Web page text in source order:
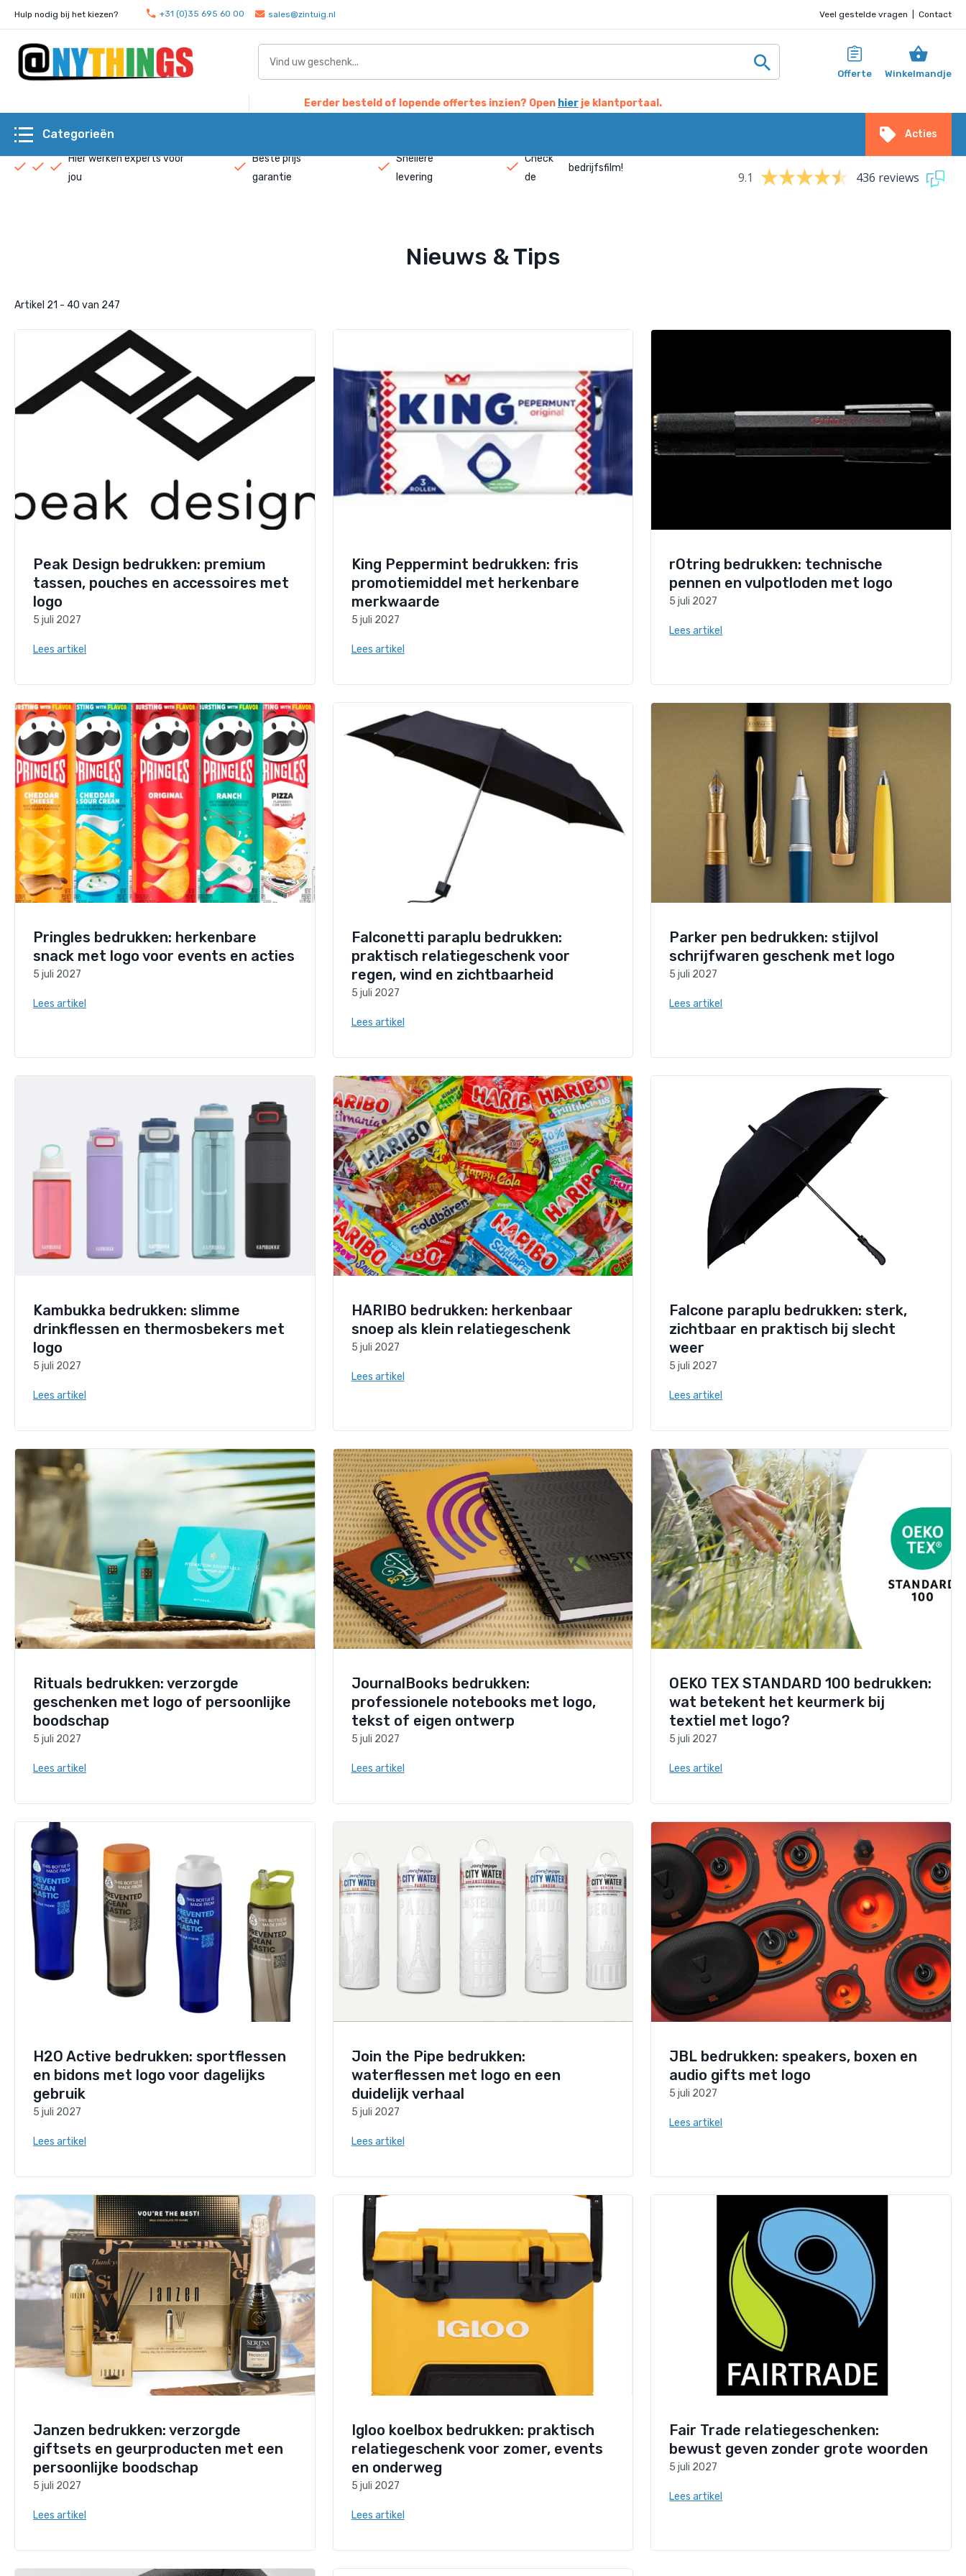
Hulp nodig bij het kiezen? +31 (0)35 695 60 00 sales@zintuig.nl Veel gestelde vragen Contact
Offerte Winkelmandje
Eerder besteld of lopende offertes inzien? Open hier je klantportaal.
Categorieën
Acties
Hier werken experts voor
jou
Beste prijs
garantie
Snellere
levering
Check
de
bedrijfsfilm!
9.1 436 reviews
Nieuws & Tips
Artikel 21 - 40 van 247
Peak Design bedrukken: premium
tassen, pouches en accessoires met
logo
5 juli 2027
Lees artikel
King Peppermint bedrukken: fris
promotiemiddel met herkenbare
merkwaarde
5 juli 2027
Lees artikel
rOtring bedrukken: technische
pennen en vulpotloden met logo
5 juli 2027
Lees artikel
Pringles bedrukken: herkenbare
snack met logo voor events en acties
5 juli 2027
Lees artikel
Falconetti paraplu bedrukken:
praktisch relatiegeschenk voor
regen, wind en zichtbaarheid
5 juli 2027
Lees artikel
Parker pen bedrukken: stijlvol
schrijfwaren geschenk met logo
5 juli 2027
Lees artikel
Kambukka bedrukken: slimme
drinkflessen en thermosbekers met
logo
5 juli 2027
Lees artikel
HARIBO bedrukken: herkenbaar
snoep als klein relatiegeschenk
5 juli 2027
Lees artikel
Falcone paraplu bedrukken: sterk,
zichtbaar en praktisch bij slecht
weer
5 juli 2027
Lees artikel
Rituals bedrukken: verzorgde
geschenken met logo of persoonlijke
boodschap
5 juli 2027
Lees artikel
JournalBooks bedrukken:
professionele notebooks met logo,
tekst of eigen ontwerp
5 juli 2027
Lees artikel
OEKO TEX STANDARD 100 bedrukken:
wat betekent het keurmerk bij
textiel met logo?
5 juli 2027
Lees artikel
H2O Active bedrukken: sportflessen
en bidons met logo voor dagelijks
gebruik
5 juli 2027
Lees artikel
Join the Pipe bedrukken:
waterflessen met logo en een
duidelijk verhaal
5 juli 2027
Lees artikel
JBL bedrukken: speakers, boxen en
audio gifts met logo
5 juli 2027
Lees artikel
Janzen bedrukken: verzorgde
giftsets en geurproducten met een
persoonlijke boodschap
5 juli 2027
Lees artikel
Igloo koelbox bedrukken: praktisch
relatiegeschenk voor zomer, events
en onderweg
5 juli 2027
Lees artikel
Fair Trade relatiegeschenken:
bewust geven zonder grote woorden
5 juli 2027
Lees artikel